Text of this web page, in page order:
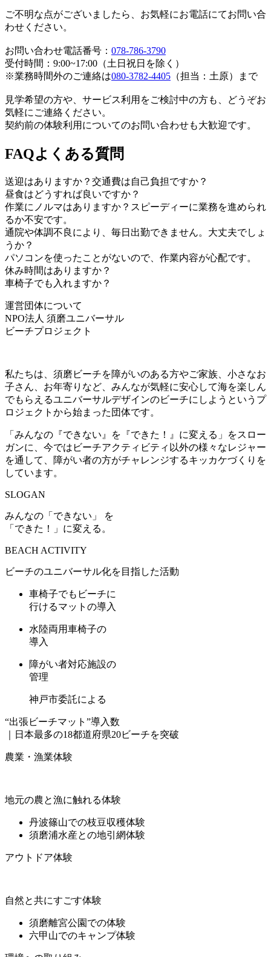
ご不明な点がございましたら、お気軽にお電話にてお問い合
わせください。
お問い合わせ電話番号： 078-786-3790
受付時間：9:00~17:00（土日祝日を除く）
※業務時間外のご連絡は080-3782-4405 （担当：土原）まで
見学希望の方や、サービス利用をご検討中の方も、どうぞお
気軽にご連絡ください。
契約前の体験利用についてのお問い合わせも大歓迎です。
FAQよくある質問
送迎はありますか？交通費は自己負担ですか？
昼食はどうすれば良いですか？
作業にノルマはありますか？スピーディーに業務を進められ
るか不安です。
通院や体調不良により、毎日出勤できません。大丈夫でしょ
うか？
パソコンを使ったことがないので、作業内容が心配です。
休み時間はありますか？
車椅子でも入れますか？
運営団体について
NPO法人 須磨ユニバーサル
ビーチプロジェクト
私たちは、須磨ビーチを障がいのある方やご家族、小さなお
子さん、お年寄りなど、みんなが気軽に安心して海を楽しん
でもらえるユニバーサルデザインのビーチにしようというプ
ロジェクトから始まった団体です。
「みんなの『できない』を『できた！』に変える」をスロー
ガンに、今ではビーチアクティビティ以外の様々なレジャー
を通して、障がい者の方がチャレンジするキッカケづくりを
しています。
SLOGAN
みんなの「できない」 を
「できた！」に変える。
BEACH ACTIVITY
ビーチのユニバーサル化を目指した活動
車椅子でもビーチに
行けるマットの導入
水陸両用車椅子の
導入
障がい者対応施設の
管理
神戸市委託による
“出張ビーチマット”導入数
日本最多の18都道府県20ビーチを突破
農業・漁業体験
地元の農と漁に触れる体験
丹波篠山での枝豆収穫体験
須磨浦水産との地引網体験
アウトドア体験
自然と共にすごす体験
須磨離宮公園での体験
六甲山でのキャンプ体験